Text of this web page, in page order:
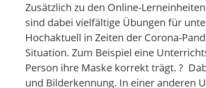
Zusätzlich zu den Online-
sind dabei vielfältige Übungen für
Hochaktuell in Zeiten der Corona-
Situation. Zum Beispiel eine
Person ihre Maske korrekt trägt. ?
und Bilderkennung. In einer anderen